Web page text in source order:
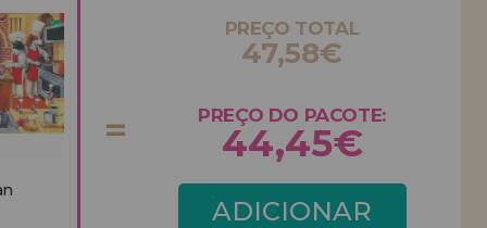
PREÇO TOTAL
47,58€
PREÇO DO PACOTE:
44,45€
ADICIONAR